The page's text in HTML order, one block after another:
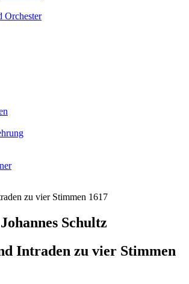
Orchester
Johannes Schultz
Intraden zu vier Stimmen